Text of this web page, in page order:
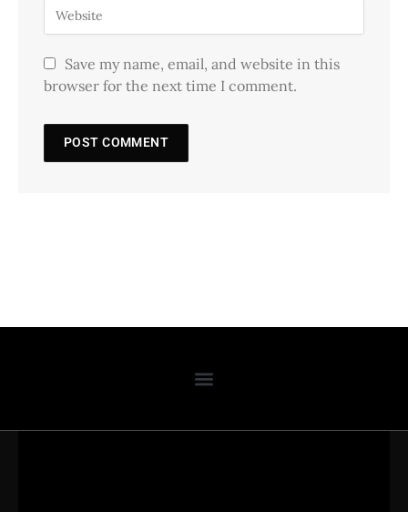
Save my name, email, and website in this
browser for the next time I comment.